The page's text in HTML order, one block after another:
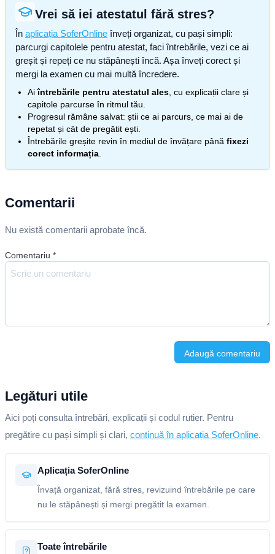
Vrei să iei atestatul fără stres?
În aplicația SoferOnline înveți organizat, cu pași simpli:
parcurgi capitolele pentru atestat, faci întrebările, vezi ce ai
greșit și repeți ce nu stăpânești încă. Așa înveți corect și
mergi la examen cu mai multă încredere.
Aiîntrebările pentru atestatul ales , cu explicații clare și
capitole parcurse în ritmul tău.
Progresul rămâne salvat: știi ce ai parcurs, ce mai ai de
repetat și cât de pregătit ești.
Întrebările greșite revin în mediul de învățare până fixezi
corect informația
Comentarii
Nu există comentarii aprobate încă.
Comentariu *
Adaugă comentariu
Legături utile
Aici poți consulta întrebări, explicații și codul rutier. Pentru
pregătire cu pași simpli și clari, continuă în aplicația SoferOnline.
Aplicația SoferOnline
Învață organizat, fără stres, revizuind întrebările pe care
nu le stăpânești și mergi pregătit la examen.
Toate întrebările